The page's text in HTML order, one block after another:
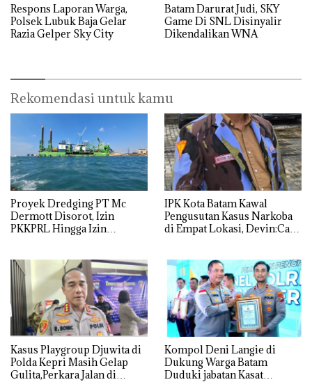
Respons Laporan Warga,
Polsek Lubuk Baja Gelar
Razia Gelper Sky City
Batam Darurat Judi, SKY
Game Di SNL Disinyalir
Dikendalikan WNA
Rekomendasi untuk kamu
Proyek Dredging PT Mc
Dermott Disorot, Izin
PKKPRL Hingga Izin
IPK Kota Batam Kawal
Pengusutan Kasus Narkoba
di Empat Lokasi, Devin:Cari
Kasus Playgroup Djuwita di
Polda Kepri Masih Gelap
Gulita,Perkara Jalan di
Kompol Deni Langie di
Dukung Warga Batam
Duduki jabatan Kasat